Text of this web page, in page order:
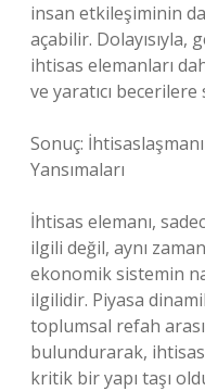
insan etkileşiminin
açabilir. Dolayısıyla,
ihtisas elemanları
ve yaratıcı
Sonuç:
Yansımaları
İhtisas elemanı,
ilgili değil, aynı
ekonomik sistemin
ilgilidir. Piyasa
toplumsal refah
bulundurarak,
kritik bir yapı taşı